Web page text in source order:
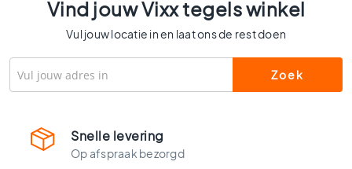
l
e
u
Vind jouw Vixx tegels winkel
Vul jouw locatie in en laat ons de rest doen
Snelle levering
Op afspraak bezorgd